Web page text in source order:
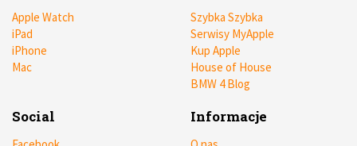
Apple Watch
iPad
iPhone
Mac
Szybka Szybka
Serwisy MyApple
Kup Apple
House of House
BMW 4 Blog
Social Informacje